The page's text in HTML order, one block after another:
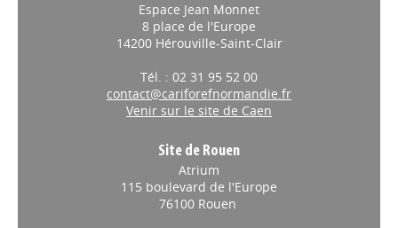
Espace Jean Monnet
8 place de l'Europe
14200 Hérouville-Saint-Clair
Tél. : 02 31 95 52 00
contact@cariforefnormandie.fr
Venir sur le site de Caen
Site de Rouen
Atrium
115 boulevard de l'Europe
76100 Rouen